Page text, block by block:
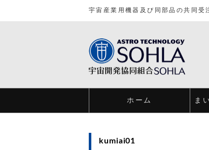
宇宙産業用機器及び同部品の共同受
ホーム ま
kumiai01